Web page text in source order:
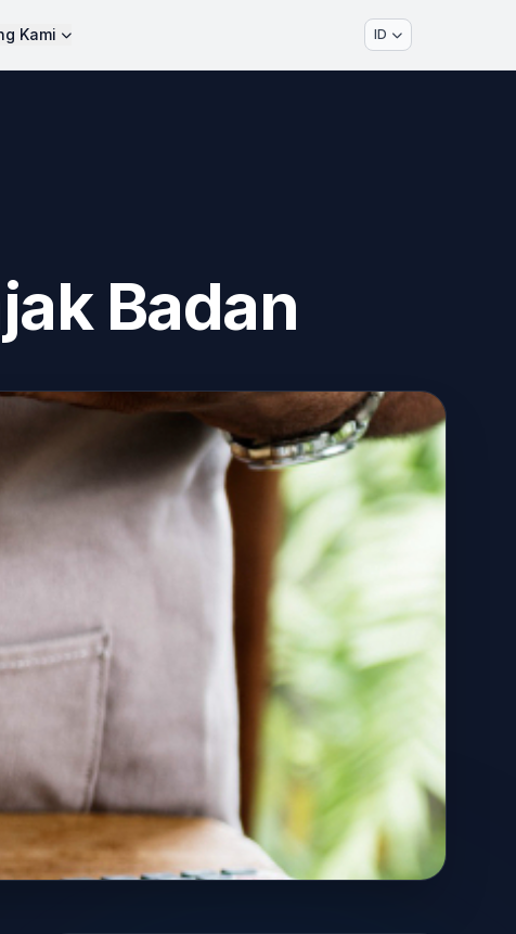
Kami ID
Badan